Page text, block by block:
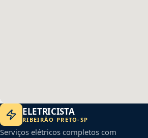
ELETRICISTA
RIBEIRÃO PRETO-SP
Serviços elétricos completos com